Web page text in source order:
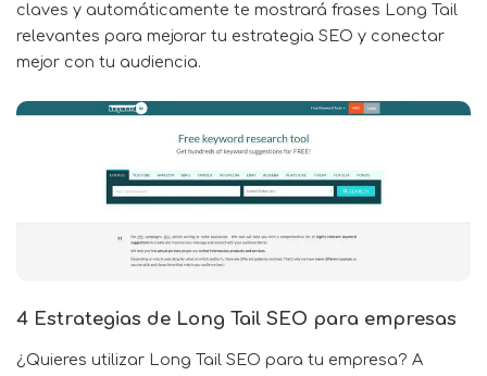
claves y automáticamente te mostrará frases Long Tail
relevantes para mejorar tu estrategia SEO y conectar
mejor con tu audiencia.
4 Estrategias de Long Tail SEO para empresas
¿Quieres utilizar Long Tail SEO para tu empresa? A